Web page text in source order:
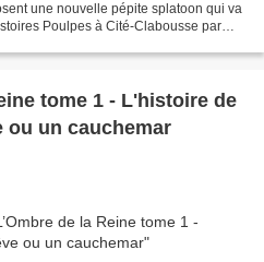
une nouvelle pépite splatoon qui va
Poulpes à Cité-Clabousse par
tome 1 - L'histoire de
ou un cauchemar